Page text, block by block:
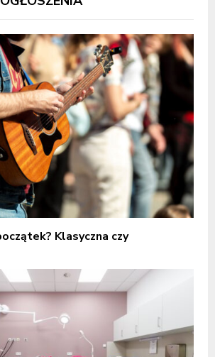
Klasyczna czy